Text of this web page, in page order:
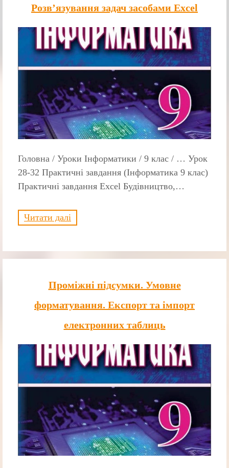
Розв’язування задач засобами Excel
Головна / Уроки Інформатики / 9 клас / … Урок
28-32 Практичні завдання (Інформатика 9 клас)
Практичні завдання Excel Будівництво,…
Читати далі
Проміжні підсумки. Умовне
форматування. Експорт та імпорт
електронних таблиць